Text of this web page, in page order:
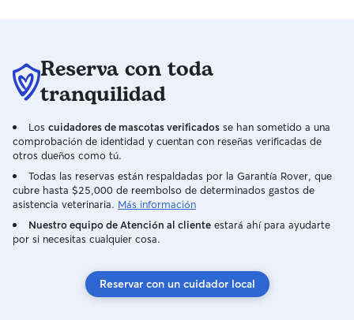
de la noche, y
finales de
paseador de
encantado de
varias caminos
En mi casa
Reserva con toda
tranquilidad
Los cuidadores de mascotas verificados se han sometido a una
comprobación de identidad y cuentan con reseñas verificadas de
otros dueños como tú.
Todas las reservas están respaldadas por la Garantía Rover, que
cubre hasta $25,000 de reembolso de determinados gastos de
asistencia veterinaria. Más información
Nuestro equipo de Atención al cliente estará ahí para ayudarte
por si necesitas cualquier cosa.
Reservar con un cuidador local